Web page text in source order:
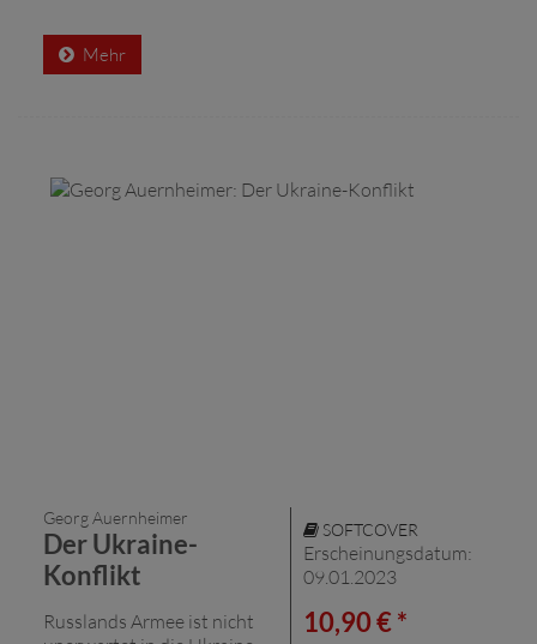
Mehr
Georg Auernheimer
Der Ukraine-
Konflikt
Russlands Armee ist nicht
SOFTCOVER
Erscheinungsdatum:
09.01.2023
10,90 € *